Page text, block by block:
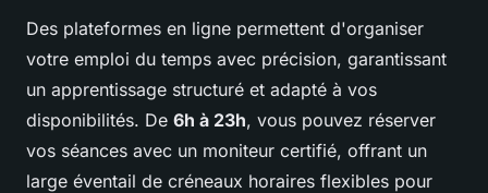
Des plateformes en ligne permettent d'organiser
votre emploi du temps avec précision, garantissant
un apprentissage structuré et adapté à vos
disponibilités. De 6h à 23h, vous pouvez réserver
vos séances avec un moniteur certifié, offrant un
large éventail de créneaux horaires flexibles pour